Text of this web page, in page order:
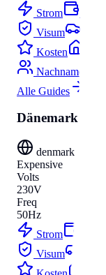
Strom
Visum
Kosten
Nachnamen
Alle Guides
Dänemark
denmark
Expensive
Volts
230V
Freq
50Hz
Strom
Visum